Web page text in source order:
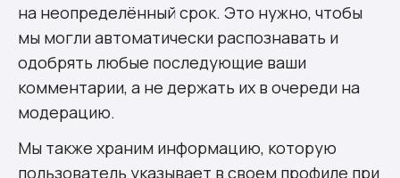
на неопределённый срок. Это нужно, чтобы
мы могли автоматически распознавать и
одобрять любые последующие ваши
комментарии, а не держать их в очереди на
модерацию.
Мы также храним информацию, которую
пользователь указывает в своем профиле при